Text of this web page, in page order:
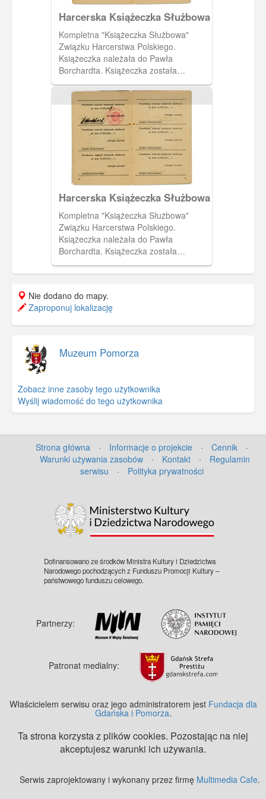
Harcerska Książeczka Służbowa
Kompletna "Książeczka Służbowa"
Związku Harcerstwa Polskiego.
Książeczka należała do Pawła
Borchardta. Książeczka została
wystawiona 19 czerwca 1937 roku
przez harcmistrza Alfa Liczmańskiego.
Na osiemnastej i dziewiętnastej stronie
tabela do wpisów miejsc koloni i obozów
harcerskich.
Harcerska Książeczka Służbowa
Kompletna "Książeczka Służbowa"
Związku Harcerstwa Polskiego.
Książeczka należała do Pawła
Borchardta. Książeczka została
wystawiona 19 czerwca 1937 roku
przez harcmistrza Alfa Liczmańskiego.
dotyczące przedłużenia ważności
książeczki służbowej.
Nie dodano do mapy.
Zaproponuj lokalizację
Muzeum Pomorza
Zobacz inne zasoby tego użytkownika
Wyślij wiadomość do tego użytkownika
Strona główna · Informacje o projekcie · Cennik
·
Warunki używania zasobów
· Kontakt ·
Regulamin
serwisu
· Polityka prywatności
Dofinansowano ze środków Ministra Kultury i Dziedzictwa
Narodowego pochodzących z Funduszu Promocji Kultury –
państwowego funduszu celowego.
Partnerzy:
Patronat medialny:
Właścicielem serwisu oraz jego administratorem jest Fundacja dla
Gdańska i Pomorza.
Ta strona korzysta z plików cookies. Pozostając na niej
akceptujesz warunki ich używania.
Serwis zaprojektowany i wykonany przez firmę Multimedia Cafe.